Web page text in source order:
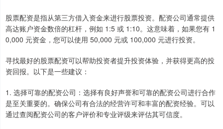
股票配资是指从第三方借入资金来进行股票投资。配资公司通常提供
高达账户资金数倍的杠杆，例如 1:5 或 1:10。这意味着，如果您有 1
0,000 元资金，您可以使用 50,000 元或 100,000 元进行投资。
寻找最好的股票配资可以帮助投资者提升投资体验，并获得更高的投
资回报。以下是一些建议：
1. 选择可靠的配资公司：选择有良好声誉和可靠的配资公司进行合作
是至关重要的。确保公司有合法的经营许可和丰富的配资经验。可以
通过查阅配资公司的客户评价和专业评级来评估其可信度。